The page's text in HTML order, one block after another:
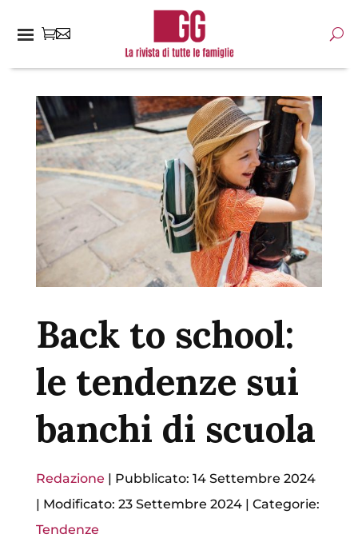
Back to school:
le tendenze sui
banchi di scuola
Redazione | Pubblicato: 14 Settembre 2024
| Modificato: 23 Settembre 2024| Categorie:
Tendenze